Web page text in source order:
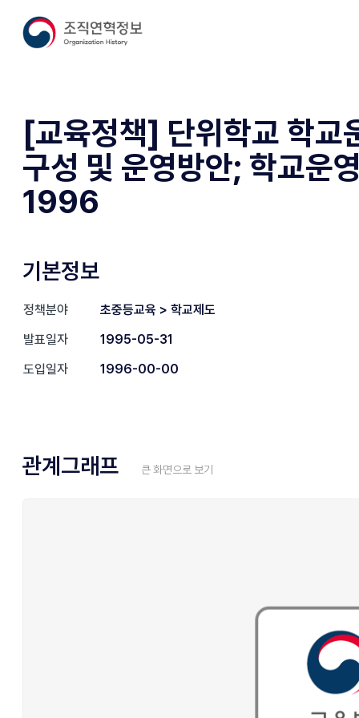
[교육정책] 단위학교 학교
구성 및 운영방안; 학교운
1996
기본정보
정책분야
초중등교육 > 학교제도
발표일자
1995-05-31
도입일자
1996-00-00
관계그래프 큰 화면으로 보기